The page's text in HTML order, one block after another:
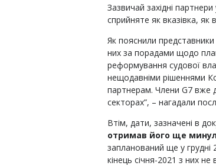
Зазвичай західні
сприйняте як вказівка,
Як пояснили представники
них за порадами щодо
реформування судової
нещодавніми рішеннями
партнерам. Члени G7 вже
секторах”, – нагадали
Втім, дати, зазначені в
отримав його ще
запланований ще у
кінець січня-2021 з них